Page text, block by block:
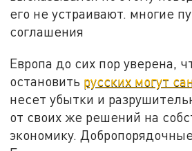
его не устраивают. многие
соглашения
Европа до сих пор уверена,
остановить русских могут
несет убытки и
от своих же решений на
экономику.